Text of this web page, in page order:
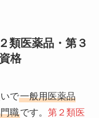
類医薬品・第３
格
で一般用医薬品
職です。 第２類医